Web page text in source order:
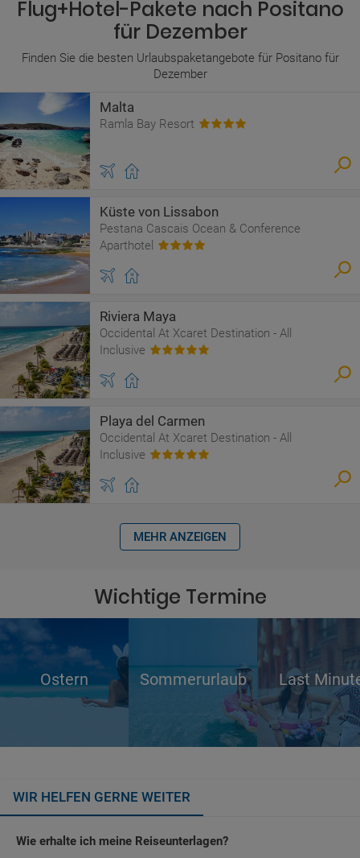
Flug+Hotel-Pakete nach Positano
für Dezember
Finden Sie die besten Urlaubspaketangebote für Positano für
Dezember
Malta
Ramla Bay Resort
Küste von Lissabon
Pestana Cascais Ocean & Conference
Aparthotel
Riviera Maya
Occidental At Xcaret Destination - All
Inclusive
Playa del Carmen
Occidental At Xcaret Destination - All
Inclusive
MEHR ANZEIGEN
Wichtige Termine
Ostern Sommerurlaub Last
WIR HELFEN GERNE WEITER
Wie erhalte ich meine Reiseunterlagen?